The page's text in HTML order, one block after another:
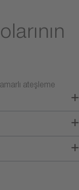
ateşleme